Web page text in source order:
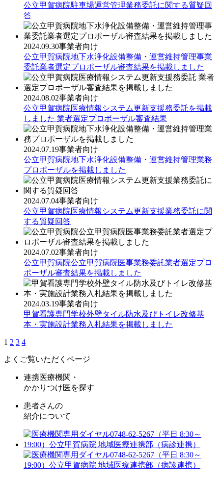
公立甲賀病院駐車場運営管理業務委託に関する質疑回
答
2024.09.30事業者向け
公立甲賀病院地下水浄化設備整備・運営維持管理事業
委託業者選定プロポーザル審査結果を掲載しました
2024.08.02事業者向け
公立甲賀病院医療情報システム更新支援務委託を掲載
しました 業者選定プロポーザル審査結果
2024.07.19事業者向け
公立甲賀病院地下水浄化設備整備・運営維持管理業務
プロポーザルを掲載しました
2024.07.04事業者向け
公立甲賀病院医療情報システム更新支援業務委託に関
する質疑回答
2024.07.02事業者向け
公立甲賀病院公立甲賀病院医事業務委託業者選定プロ
ポーザル審査結果を掲載しました
2024.03.19事業者向け
甲賀看護専門学校外壁タイル防水及びトイレ改修基
本・実施設計業務入札結果を掲載しました
1 2 3 4
よくご覧いただくページ
連携医療機関・
かかりつけ医を探す
患者さんの
紹介について